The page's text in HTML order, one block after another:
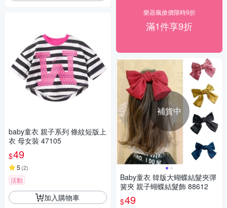
baby童衣 親子系列 條紋短版上
衣 母女裝 47105
$49
5 (2)
活動
加入購物車
樂器瘋搶價限時9折
滿1件享9折
補貨中
Baby童衣 韓版大蝴蝶結髮夾彈
簧夾 親子蝴蝶結髮飾 88612
$49